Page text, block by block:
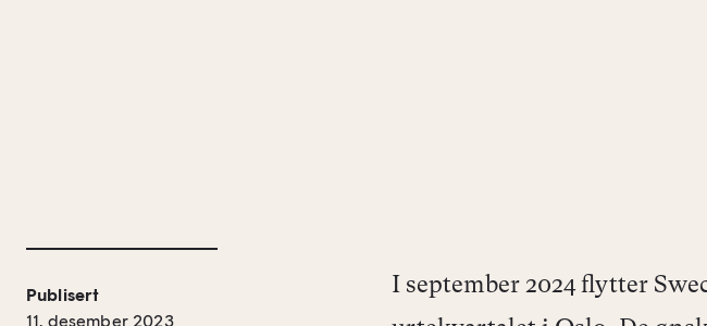
Publisert
11. desember 2023
I september 2024 flytter